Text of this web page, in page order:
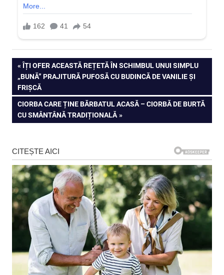
Navigare
în
articole
PREVIOUS
POST:
ÎȚI OFER ACEASTĂ REȚETĂ ÎN SCHIMBUL UNUI SIMPLU
„BUNĂ” PRAJITURĂ PUFOSĂ CU BUDINCĂ DE VANILIE ȘI
FRIȘCĂ
NEXT
POST:
CIORBA CARE ȚINE BĂRBATUL ACASĂ – CIORBĂ DE BURTĂ
CU SMÂNTÂNĂ TRADIȚIONALĂ